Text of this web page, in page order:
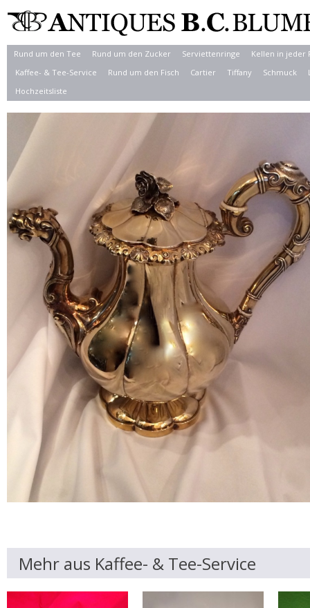
Rund um den Tee Rund um den Zucker Serviettenringe
Kellen in jeder
Kaffee- & Tee-Service
Rund um den Fisch Cartier Tiffany Schmuck
Hochzeitsliste
Mehr aus Kaffee- & Tee-Service